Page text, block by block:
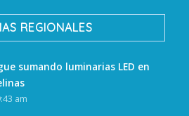
REGIONALES
sumando luminarias LED en
am